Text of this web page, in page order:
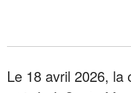
Le 18 avril 2026, la